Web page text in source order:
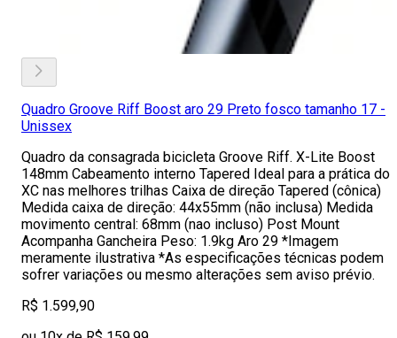
Quadro Groove Riff Boost aro 29 Preto fosco tamanho 17 -
Unissex
Quadro da consagrada bicicleta Groove Riff. X-Lite Boost
148mm Cabeamento interno Tapered Ideal para a prática do
XC nas melhores trilhas Caixa de direção Tapered (cônica)
Medida caixa de direção: 44x55mm (não inclusa) Medida
movimento central: 68mm (nao incluso) Post Mount
Acompanha Gancheira Peso: 1.9kg Aro 29 *Imagem
meramente ilustrativa *As especificações técnicas podem
sofrer variações ou mesmo alterações sem aviso prévio.
R$ 1.599,90